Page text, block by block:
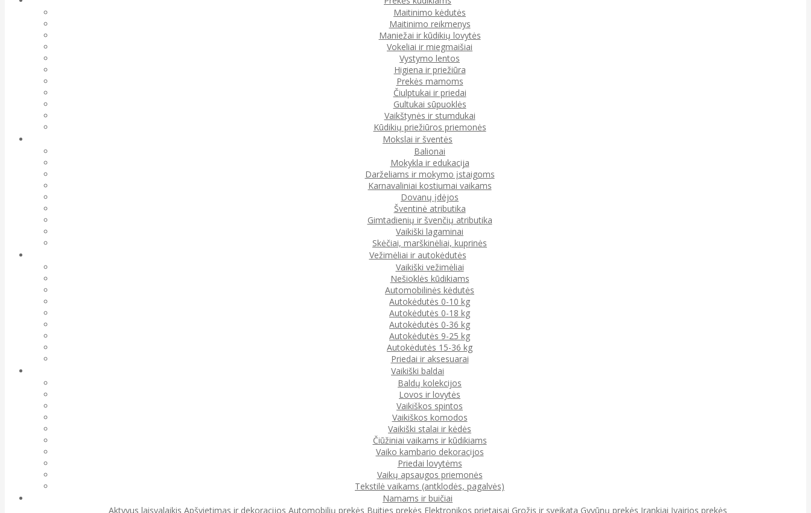
Maitinimo kėdutės
Maitinimo reikmenys
Maniežai ir kūdikių lovytės
Vokeliai ir miegmaišiai
Vystymo lentos
Higiena ir priežiūra
Prekės mamoms
Čiulptukai ir priedai
Gultukai sūpuoklės
Vaikštynės ir stumdukai
Kūdikių priežiūros priemonės
Mokslai ir šventės
Balionai
Mokykla ir edukacija
Darželiams ir mokymo įstaigoms
Karnavaliniai kostiumai vaikams
Dovanų įdėjos
Šventinė atributika
Gimtadienių ir švenčių atributika
Vaikiški lagaminai
Skėčiai, marškinėliai, kuprinės
Vežimėliai ir autokėdutės
Vaikiški vežimėliai
Nešioklės kūdikiams
Automobilinės kėdutės
Autokėdutės 0-10 kg
Autokėdutės 0-18 kg
Autokėdutės 0-36 kg
Autokėdutės 9-25 kg
Autokėdutės 15-36 kg
Priedai ir aksesuarai
Vaikiški baldai
Baldų kolekcijos
Lovos ir lovytės
Vaikiškos spintos
Vaikiškos komodos
Vaikiški stalai ir kėdės
Čiūžiniai vaikams ir kūdikiams
Vaiko kambario dekoracijos
Priedai lovytėms
Vaikų apsaugos priemonės
Tekstilė vaikams (antklodės, pagalvės)
Namams ir buičiai
Aktyvus laisvalaikis Apšvietimas ir dekoracijos Automobilių prekės Buities prekės Elektronikos prietaisai Grožis ir sveikata Gyvūnų prekės Įrankiai Įvairios prekės